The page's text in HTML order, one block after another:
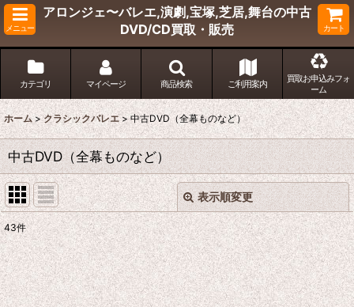
メニュー
アロンジェ〜バレエ,演劇,宝塚,芝居,舞台の中古
DVD/CD買取・販売
カート
カテゴリ マイページ 商品検索 ご利用案内
買取お申込みフォ
ーム
ホーム > クラシックバレエ > 中古DVD（全幕ものなど）
中古DVD（全幕ものなど）
表示順変更
表示数:
並び順:
閉じる
43件